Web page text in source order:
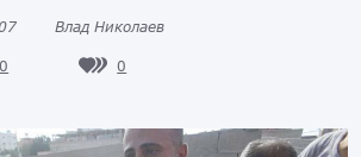
Влад Николаев
0 0